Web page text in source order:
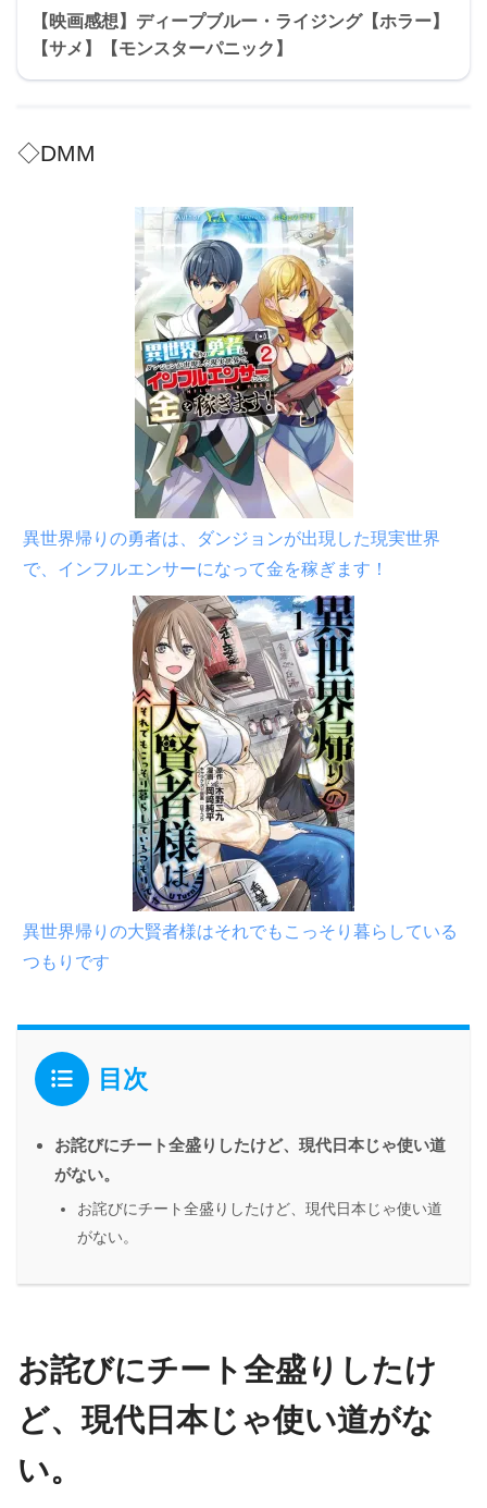
【映画感想】ディープブルー・ライジング【ホラー】
【サメ】【モンスターパニック】
◇DMM
異世界帰りの勇者は、ダンジョンが出現した現実世界
で、インフルエンサーになって金を稼ぎます！
異世界帰りの大賢者様はそれでもこっそり暮らしている
つもりです
目次
お詫びにチート全盛りしたけど、現代日本じゃ使い道
がない。
お詫びにチート全盛りしたけど、現代日本じゃ使い道
がない。
お詫びにチート全盛りしたけ
ど、現代日本じゃ使い道がな
い。